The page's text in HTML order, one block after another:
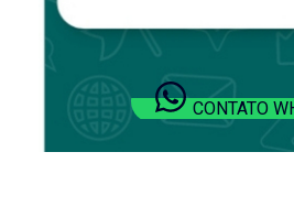
CONTATO